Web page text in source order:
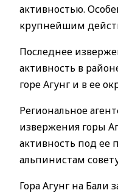
активностью.
крупнейшим
Последнее
активность в
горе Агунг и в ее
Региональное
извержения горы
активность под ее
альпинистам
Гора Агунг на Бали